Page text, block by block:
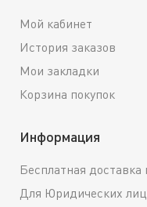
Мой кабинет
История заказов
Мои закладки
Корзина покупок
Информация
Бесплатная доставка
Для Юридических